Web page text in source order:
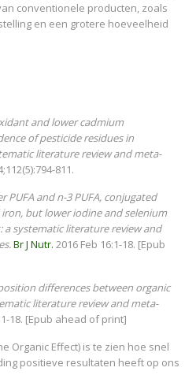
conventionele producten, zoals
en een grotere hoeveelheid
and lower cadmium
of pesticide residues in
literature review and meta-
811.
PUFA and n-3 PUFA, conjugated
but lower iodine and selenium
systematic literature review and
Br J Nutr. 2016 Feb 16:1-18. [Epub
differences between organic
literature review and meta-
18. [Epub ahead of print]
Organic Effect) is te zien hoe snel
positieve resultaten heeft op ons